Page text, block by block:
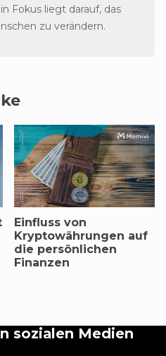
Fokus liegt darauf, das
zu verändern.
Einfluss von
Kryptowährungen auf
die persönlichen
Finanzen
sozialen Medien